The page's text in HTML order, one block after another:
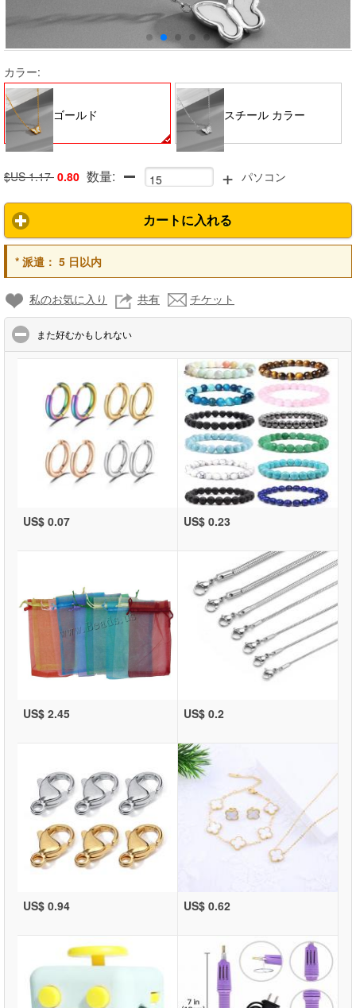
カラー:
ゴールド スチール カラー
$US 1.17 0.80 数量: + パソコン
カートに入れる
*派遣： 5 日以内
私のお気に入り 共有 チケット
また好むかもしれない
US$ 0.07 US$ 0.23
US$ 2.45 US$ 0.2
US$ 0.94 US$ 0.62